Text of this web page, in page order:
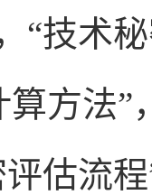
“技术
方法”
估流